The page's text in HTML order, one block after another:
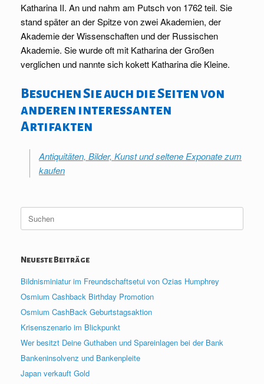
Katharina II. An und nahm am Putsch von 1762 teil. Sie
stand später an der Spitze von zwei Akademien, der
Akademie der Wissenschaften und der Russischen
Akademie. Sie wurde oft mit Katharina der Großen
verglichen und nannte sich kokett Katharina die Kleine.
Besuchen Sie auch die Seiten von
anderen interessanten
Artifakten
Antiquitäten, Bilder, Kunst und seltene Exponate zum
kaufen
Suche
nach:
Neueste Beiträge
Bildnisminiatur im Freundschaftsetui von Ozias Humphrey
Osmium Cashback Birthday Promotion
Osmium CashBack Geburtstagsaktion
Krisenszenario im Blickpunkt
Wer besitzt Deine Guthaben und Spareinlagen bei der Bank
Bankeninsolvenz und Bankenpleite
Japan verkauft Gold